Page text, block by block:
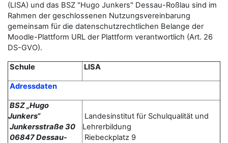
(LISA) und das BSZ "Hugo Junkers" Dessau-Roßlau sind im
Rahmen der geschlossenen Nutzungsvereinbarung
gemeinsam für die datenschutzrechtlichen Belange der
Moodle-Plattform URL der Plattform verantwortlich (Art. 26
DS-GVO).
Schule LISA
Adressdaten
BSZ „Hugo
Junkers“
Junkersstraße 30
06847 Dessau-
Landesinstitut für Schulqualität und
Lehrerbildung
Riebeckplatz 9